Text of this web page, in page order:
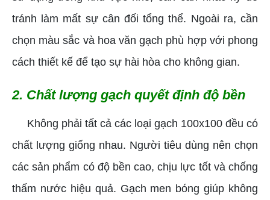
tránh làm mất sự cân đối tổng thể. Ngoài ra, cần
chọn màu sắc và hoa văn gạch phù hợp với phong
cách thiết kế để tạo sự hài hòa cho không gian.
2. Chất lượng gạch quyết định độ bền
Không phải tất cả các loại gạch 100x100 đều có
chất lượng giống nhau. Người tiêu dùng nên chọn
các sản phẩm có độ bền cao, chịu lực tốt và chống
thấm nước hiệu quả. Gạch men bóng giúp không